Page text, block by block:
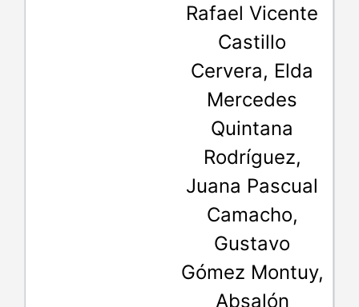
Rafael Vicente
Castillo
Cervera, Elda
Mercedes
Quintana
Rodríguez,
Juana Pascual
Camacho,
Gustavo
Gómez Montuy,
Absalón